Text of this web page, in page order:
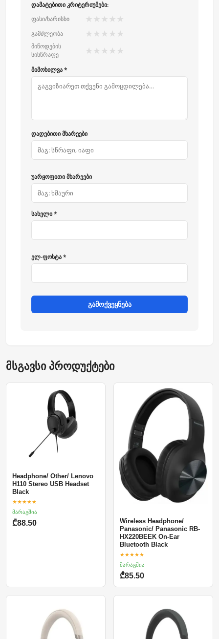
დამატებითი კრიტერიუმები:
ფასი/ხარისხი
★ ★ ★ ★ ★
გამძლეობა ★ ★ ★ ★ ★
მიწოდების
სისწრაფე
★ ★ ★ ★ ★
მიმოხილვა *
დადებითი მხარეები
უარყოფითი მხარეები
სახელი *
ელ-ფოსტა *
გამოქვეყნება
მსგავსი პროდუქტები
Headphone/ Other/ Lenovo
H110 Stereo USB Headset
Black
★★★★★
მარაგშია
₾88.50
Wireless Headphone/
Panasonic/ Panasonic RB-
HX220BEEK On-Ear
Bluetooth Black
★★★★★
მარაგშია
₾85.50